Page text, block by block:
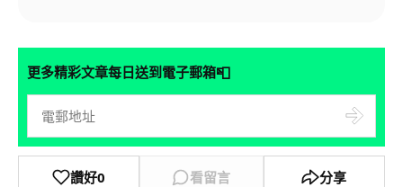
更多精彩文章每日送到電子郵箱📮
讚好0 看留言 分享